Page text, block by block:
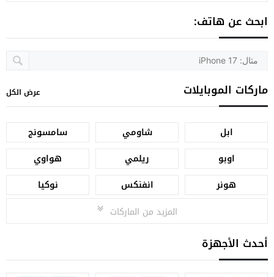
ابحث عن هاتف:
ماركات الموبايلات عرض الكل
ابل شاومي
سامسونج
اوبو
ريلمي
هواوي
هونر
انفنكس
نوكيا
المزيد من الماركات
أحدث الأجهزة